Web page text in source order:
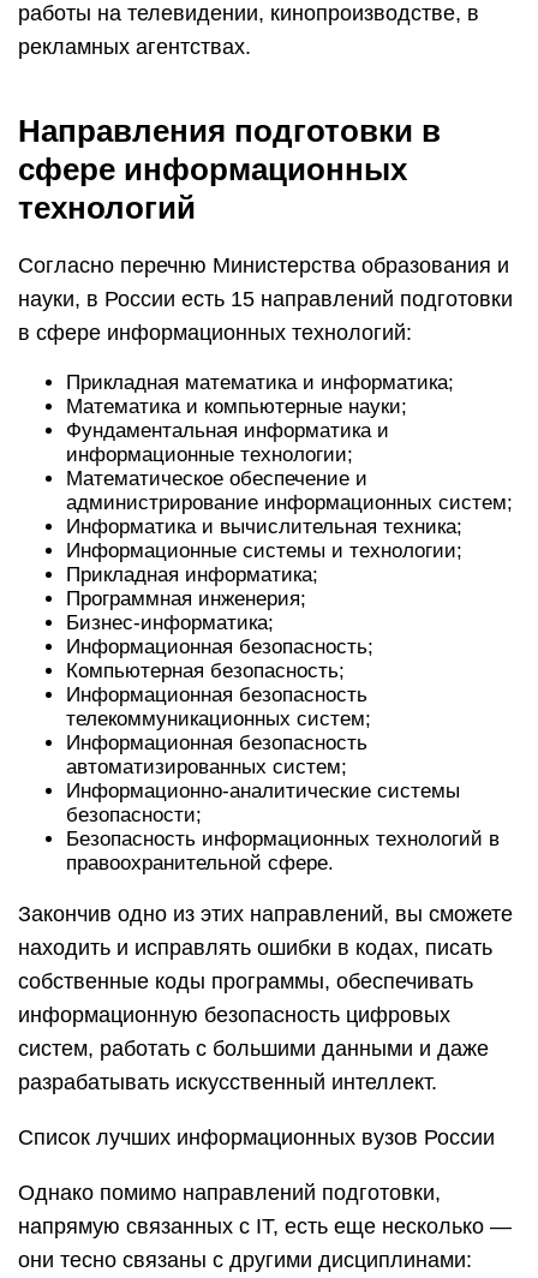
работы на телевидении, кинопроизводстве, в
рекламных агентствах.
Направления подготовки в
сфере информационных
технологий
Согласно перечню Министерства образования и
науки, в России есть 15 направлений подготовки
в сфере информационных технологий:
Прикладная математика и информатика;
Математика и компьютерные науки;
Фундаментальная информатика и
информационные технологии;
Математическое обеспечение и
администрирование информационных систем;
Информатика и вычислительная техника;
Информационные системы и технологии;
Прикладная информатика;
Программная инженерия;
Бизнес-информатика;
Информационная безопасность;
Компьютерная безопасность;
Информационная безопасность
телекоммуникационных систем;
Информационная безопасность
автоматизированных систем;
Информационно-аналитические системы
безопасности;
Безопасность информационных технологий в
правоохранительной сфере.
Закончив одно из этих направлений, вы сможете
находить и исправлять ошибки в кодах, писать
собственные коды программы, обеспечивать
информационную безопасность цифровых
систем, работать с большими данными и даже
разрабатывать искусственный интеллект.
Список лучших информационных вузов России
Однако помимо направлений подготовки,
напрямую связанных с IT, есть еще несколько —
они тесно связаны с другими дисциплинами: